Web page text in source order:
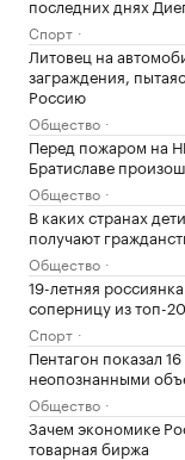
Спорт
Литовец на
заграждения,
Россию
Общество
Перед пожаром на
Братиславе
Общество
В каких странах
получают
Общество
19-летняя
соперницу из топ-
Спорт
Пентагон показал
неопознанными
Общество
Зачем экономике
товарная биржа